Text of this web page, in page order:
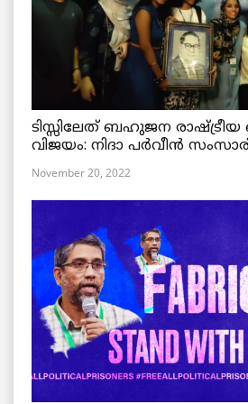
ടിസ്സിലേത് ബഹുജന
വിജയം: നിദാ പർവീൻ
November 20, 2022